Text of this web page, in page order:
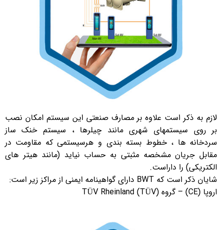
لازم به ذکر است علاوه بر مصارف صنعتی این سیستم امکان نصب
بر روی سیستمهای شهری مانند چیلرها ، سیستم خنک ساز
سردخانه ها ، خطوط بسته بندی و هرسیستمی که مقاومت در
مقابل جریان مشخصه مثبتی به حساب نیاید (مانند هیتر های
الکتریکی) را داراست.
شایان ذکر است که BWT دارای گواهینامه ایمنی از مراکز زیر است:
اروپا (CE) – گروه TÜV Rheinland (TÜV)